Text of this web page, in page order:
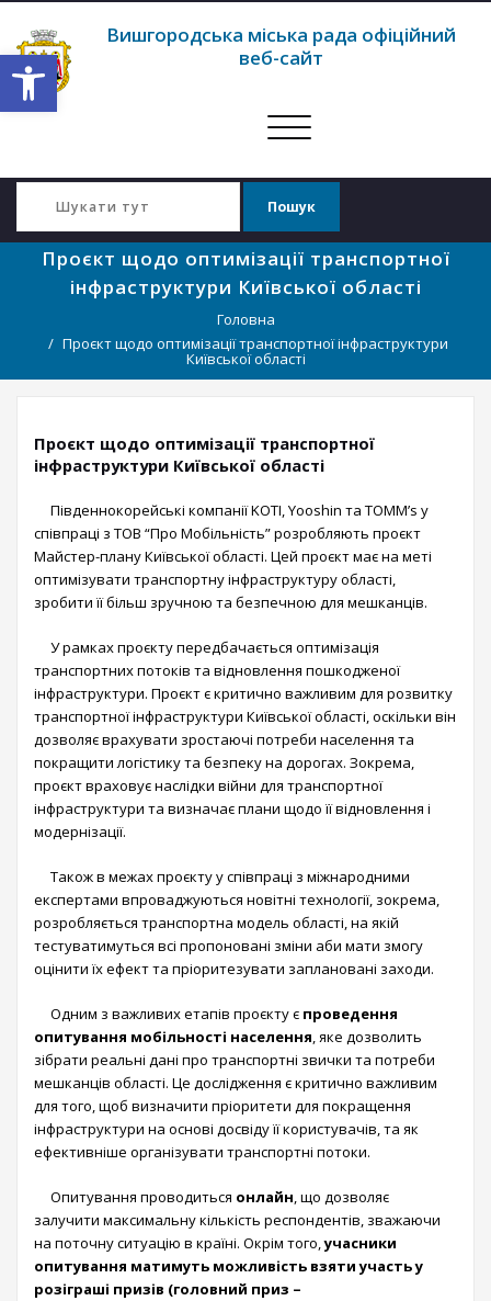
Відкрити Панель інструментів
Вишгородська міська рада офіційний
веб-сайт
Перемкнути
Проєкт щодо оптимізації транспортної
інфраструктури Київської області
Головна
Проєкт щодо оптимізації транспортної інфраструктури
Київської області
Проєкт щодо оптимізації транспортної
інфраструктури Київської області
Південнокорейські компанії KOTI, Yooshin та TOMM’s у
співпраці з ТОВ “Про Мобільність” розробляють проєкт
Майстер-плану Київської області. Цей проєкт має на меті
оптимізувати транспортну інфраструктуру області,
зробити її більш зручною та безпечною для мешканців.
У рамках проєкту передбачається оптимізація
транспортних потоків та відновлення пошкодженої
інфраструктури. Проєкт є критично важливим для розвитку
транспортної інфраструктури Київської області, оскільки він
дозволяє врахувати зростаючі потреби населення та
покращити логістику та безпеку на дорогах. Зокрема,
проєкт враховує наслідки війни для транспортної
інфраструктури та визначає плани щодо її відновлення і
модернізації.
Також в межах проєкту у співпраці з міжнародними
експертами впроваджуються новітні технології, зокрема,
розробляється транспортна модель області, на якій
тестуватимуться всі пропоновані зміни аби мати змогу
оцінити їх ефект та пріоритезувати заплановані заходи.
Одним з важливих етапів проєкту є проведення
опитування мобільності населення, яке дозволить
зібрати реальні дані про транспортні звички та потреби
мешканців області. Це дослідження є критично важливим
для того, щоб визначити пріоритети для покращення
інфраструктури на основі досвіду її користувачів, та як
ефективніше організувати транспортні потоки.
Опитування проводиться онлайн, що дозволяє
залучити максимальну кількість респондентів, зважаючи
на поточну ситуацію в країні. Окрім того,учасники
опитування матимуть можливість взяти участь у
розіграші призів (головний приз –